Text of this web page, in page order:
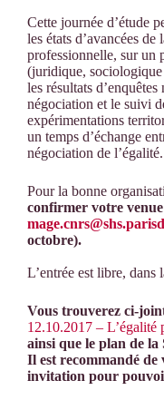
Cette journée d’étude
les états d’avancées
professionnelle, sur un
(juridique,
les résultats
négociation et le suivi
expérimentations
un temps d’échange
négociation de l’égalité.
Pour la bonne
confirmer votre venue
octobre).
L’entrée est libre, dans
Vous trouverez ci-
12.10.2017 – L’égalité
ainsi que le plan de la
Il est recommandé de
invitation pour